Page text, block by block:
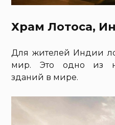
Храм Лотоса,
Для жителей Индии
мир. Это одно из
зданий в мире.